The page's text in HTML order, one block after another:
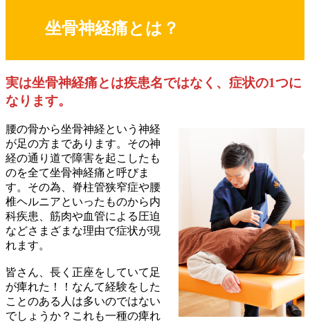
坐骨神経痛とは？
実は坐骨神経痛とは疾患名ではなく、症状の1つに
なります。
腰の骨から坐骨神経という神経
が足の方まであります。その神
経の通り道で障害を起こしたも
のを全て坐骨神経痛と呼びま
す。その為、脊柱管狭窄症や腰
椎ヘルニアといったものから内
科疾患、筋肉や血管による圧迫
などさまざまな理由で症状が現
れます。
皆さん、長く正座をしていて足
が痺れた！！なんて経験をした
ことのある人は多いのではない
でしょうか？これも一種の痺れ